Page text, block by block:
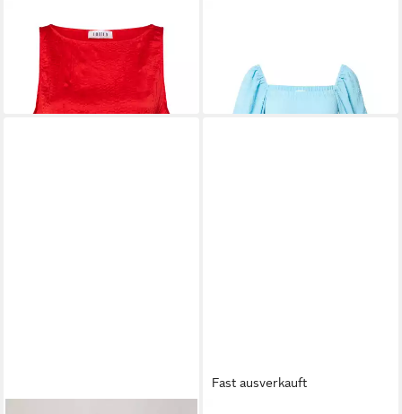
EDITEDPrint-Shirt Canice
Ohne
ab 27,45 €
49,90 €
-45%
21,95 €
-45%
Fast ausverkauft